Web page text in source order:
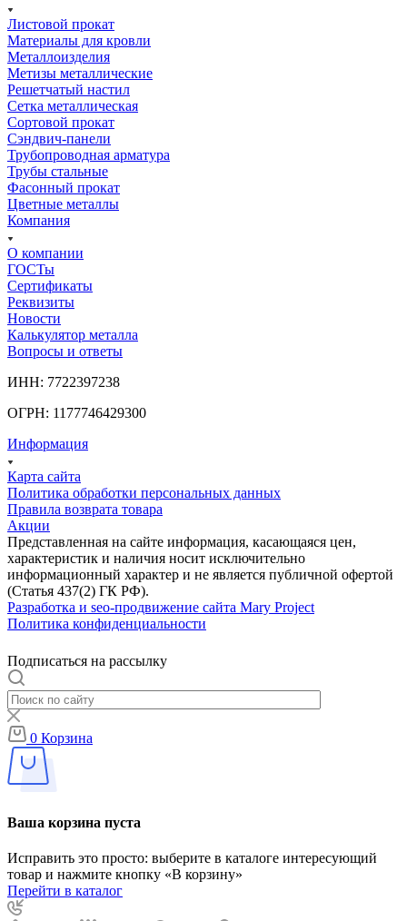
Листовой прокат
Материалы для кровли
Металлоизделия
Метизы металлические
Решетчатый настил
Сетка металлическая
Сортовой прокат
Сэндвич-панели
Трубопроводная арматура
Трубы стальные
Фасонный прокат
Цветные металлы
Компания
О компании
ГОСТы
Сертификаты
Реквизиты
Новости
Калькулятор металла
Вопросы и ответы
ИНН: 7722397238
ОГРН: 1177746429300
Информация
Карта сайта
Политика обработки персональных данных
Правила возврата товара
Акции
Представленная на сайте информация, касающаяся цен,
характеристик и наличия носит исключительно
информационный характер и не является публичной офертой
(Статья 437(2) ГК РФ).
Разработка и seo-продвижение сайта Mary Project
Политика конфиденциальности
Подписаться на рассылку
0 Корзина
Ваша корзина пуста
Исправить это просто: выберите в каталоге интересующий
товар и нажмите кнопку «В корзину»
Перейти в каталог